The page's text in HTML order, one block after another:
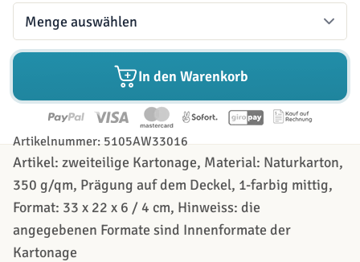
Menge
In den Warenkorb
Artikelnummer: 5105AW33016
Artikel: zweiteilige Kartonage, Material: Naturkarton,
350 g/qm, Prägung auf dem Deckel, 1-farbig mittig,
Format: 33 x 22 x 6 / 4 cm, Hinweiss: die
angegebenen Formate sind Innenformate der
Kartonage